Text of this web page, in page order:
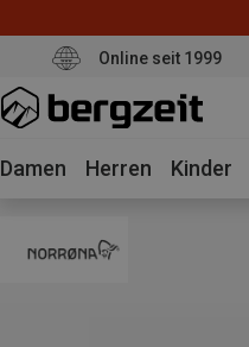
Online seit 1999
Damen Herren Kinder